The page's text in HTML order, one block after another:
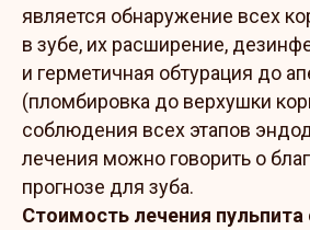
является обнаружение всех
в зубе, их расширение,
и герметичная обтурация до
(пломбировка до верхушки
соблюдения всех этапов
лечения можно говорить о
прогнозе для зуба.
Стоимость лечения пульпита